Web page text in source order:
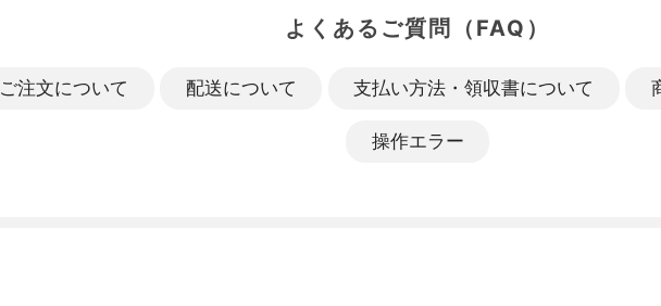
よくあるご質問（FAQ）
ご注文について 配送について 支払い方法・領収書について
操作エラー